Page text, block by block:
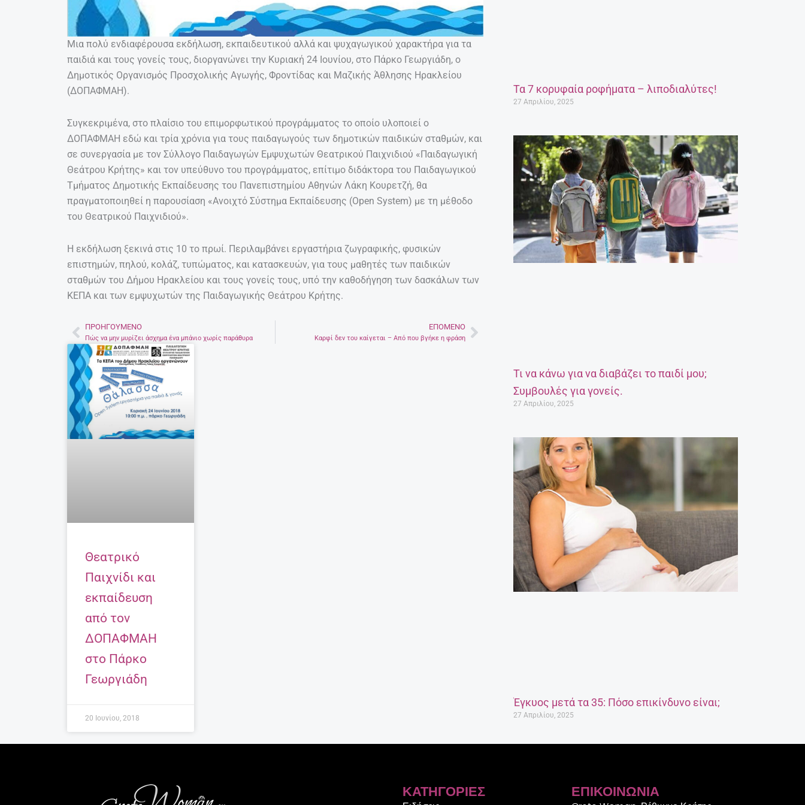
Μια πολύ ενδιαφέρουσα εκδήλωση, εκπαιδευτικού αλλά και ψυχαγωγικού χαρακτήρα για τα
παιδιά και τους γονείς τους, διοργανώνει την Κυριακή 24 Ιουνίου, στο Πάρκο Γεωργιάδη, ο
Δημοτικός Οργανισμός Προσχολικής Αγωγής, Φροντίδας και Μαζικής Άθλησης Ηρακλείου
(ΔΟΠΑΦΜΑΗ).
Συγκεκριμένα, στο πλαίσιο του επιμορφωτικού προγράμματος το οποίο υλοποιεί ο
ΔΟΠΑΦΜΑΗ εδώ και τρία χρόνια για τους παιδαγωγούς των δημοτικών παιδικών σταθμών, και
σε συνεργασία με τον Σύλλογο Παιδαγωγών Εμψυχωτών Θεατρικού Παιχνιδιού «Παιδαγωγική
Θεάτρου Κρήτης» και τον υπεύθυνο του προγράμματος, επίτιμο διδάκτορα του Παιδαγωγικού
Τμήματος Δημοτικής Εκπαίδευσης του Πανεπιστημίου Αθηνών Λάκη Κουρετζή, θα
πραγματοποιηθεί η παρουσίαση «Ανοιχτό Σύστημα Εκπαίδευσης (Open System) με τη μέθοδο
του Θεατρικού Παιχνιδιού».
Η εκδήλωση ξεκινά στις 10 το πρωί. Περιλαμβάνει εργαστήρια ζωγραφικής, φυσικών
επιστημών, πηλού, κολάζ, τυπώματος, και κατασκευών, για τους μαθητές των παιδικών
σταθμών του Δήμου Ηρακλείου και τους γονείς τους, υπό την καθοδήγηση των δασκάλων των
ΚΕΠΑ και των εμψυχωτών της Παιδαγωγικής Θεάτρου Κρήτης.
Prev
ΠΡΟΗΓΟΎΜΕΝΟ
Πώς να μην μυρίζει άσχημα ένα μπάνιο χωρίς παράθυρα
ΕΠΌΜΕΝΟ
Καρφί δεν του καίγεται – Από που βγήκε η φράσηNext
Θεατρικό
Παιχνίδι και
εκπαίδευση
από τον
ΔΟΠΑΦΜΑΗ
στο Πάρκο
Γεωργιάδη
20 Ιουνίου, 2018
Τα 7 κορυφαία ροφήματα – λιποδιαλύτες!
27 Απριλίου, 2025
Τι να κάνω για να διαβάζει το παιδί μου;
Συμβουλές για γονείς.
27 Απριλίου, 2025
Έγκυος μετά τα 35: Πόσο επικίνδυνο είναι;
27 Απριλίου, 2025
ΚΑΤΗΓΟΡΊΕΣ ΕΠΙΚΟΙΝΩΝΊΑ